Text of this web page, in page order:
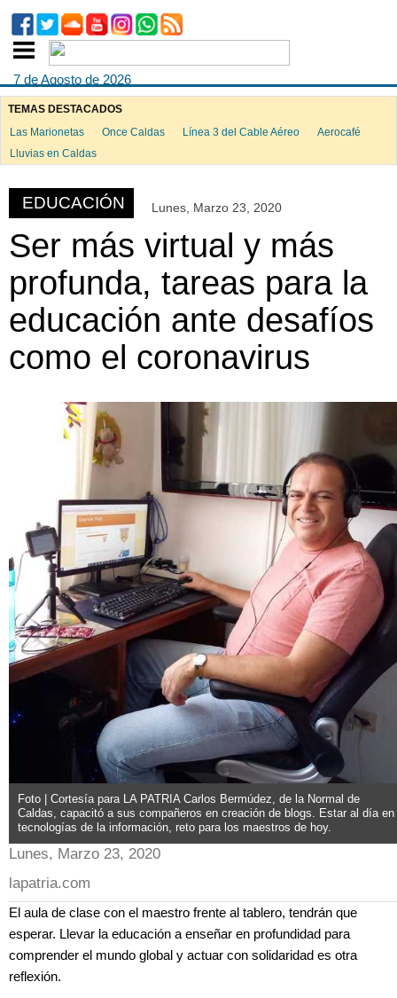
7 de Agosto de 2026
TEMAS DESTACADOS
Las Marionetas
Once Caldas Línea 3 del Cable Aéreo
Aerocafé
Lluvias en Caldas
EDUCACIÓN Lunes, Marzo 23, 2020
Ser más virtual y más
profunda, tareas para la
educación ante desafíos
como el coronavirus
Foto | Cortesía para LA PATRIA Carlos Bermúdez, de la Normal de
Caldas, capacitó a sus compañeros en creación de blogs. Estar al día en
tecnologías de la información, reto para los maestros de hoy.
Lunes, Marzo 23, 2020
lapatria.com
El aula de clase con el maestro frente al tablero, tendrán que
esperar. Llevar la educación a enseñar en profundidad para
comprender el mundo global y actuar con solidaridad es otra
reflexión.